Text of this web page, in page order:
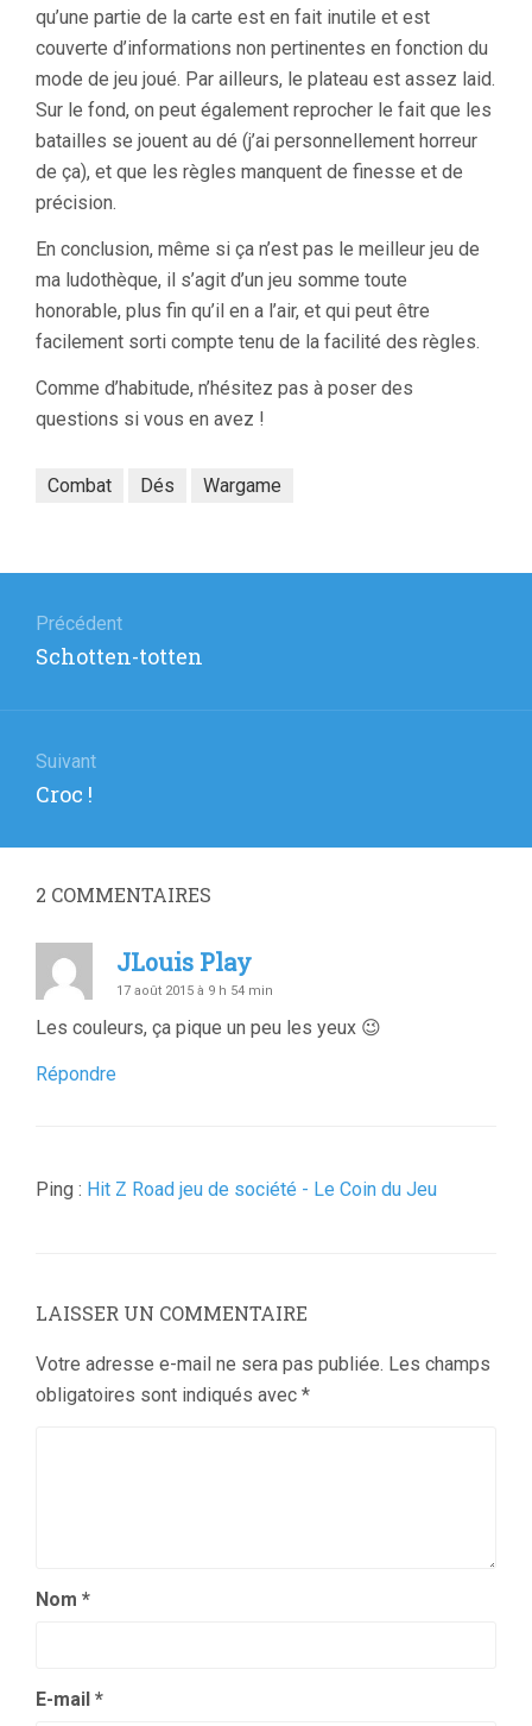
qu’une partie de la carte est en fait inutile et est
couverte d’informations non pertinentes en fonction du
mode de jeu joué. Par ailleurs, le plateau est assez laid.
Sur le fond, on peut également reprocher le fait que les
batailles se jouent au dé (j’ai personnellement horreur
de ça), et que les règles manquent de finesse et de
précision.
En conclusion, même si ça n’est pas le meilleur jeu de
ma ludothèque, il s’agit d’un jeu somme toute
honorable, plus fin qu’il en a l’air, et qui peut être
facilement sorti compte tenu de la facilité des règles.
Comme d’habitude, n’hésitez pas à poser des
questions si vous en avez !
Combat Dés Wargame
de
l’article
Précédent
Article
Schotten-totten
Suivant
Article
:
Croc !
2 COMMENTAIRES
JLouis Play
17 août 2015 à 9 h 54 min
Les couleurs, ça pique un peu les yeux 😉
Répondre
Ping : Hit Z Road jeu de société - Le Coin du Jeu
LAISSER UN COMMENTAIRE
Votre adresse e-mail ne sera pas publiée. Les champs
obligatoires sont indiqués avec *
Nom *
E-mail *